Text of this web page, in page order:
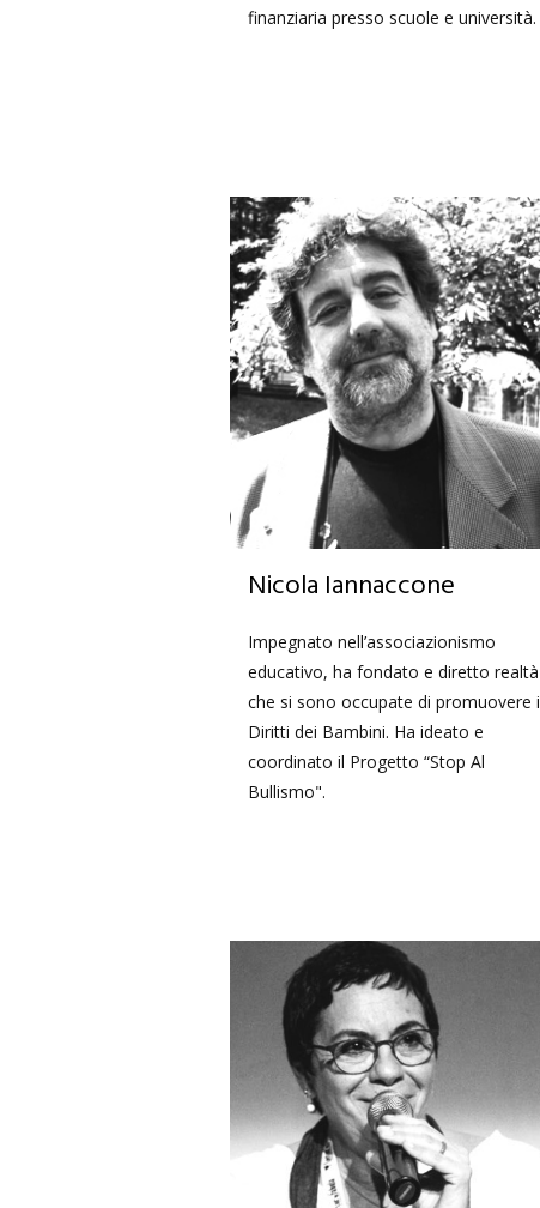
finanziaria presso scuole e università.
Nicola Iannaccone
Impegnato nell’associazionismo
educativo, ha fondato e diretto realtà
che si sono occupate di promuovere i
Diritti dei Bambini. Ha ideato e
coordinato il Progetto “Stop Al
Bullismo".